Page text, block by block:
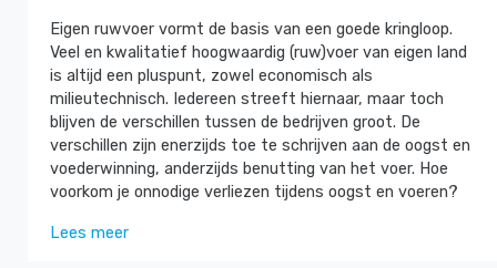
Eigen ruwvoer vormt de basis van een goede kringloop.
Veel en kwalitatief hoogwaardig (ruw)voer van eigen land
is altijd een pluspunt, zowel economisch als
milieutechnisch. Iedereen streeft hiernaar, maar toch
blijven de verschillen tussen de bedrijven groot. De
verschillen zijn enerzijds toe te schrijven aan de oogst en
voederwinning, anderzijds benutting van het voer. Hoe
voorkom je onnodige verliezen tijdens oogst en voeren?
Lees meer